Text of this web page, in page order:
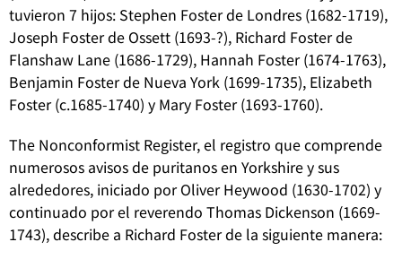
tuvieron 7 hijos: Stephen Foster de Londres (1682-1719),
Joseph Foster de Ossett (1693-?), Richard Foster de
Flanshaw Lane (1686-1729), Hannah Foster (1674-1763),
Benjamin Foster de Nueva York (1699-1735), Elizabeth
Foster (c.1685-1740) y Mary Foster (1693-1760).
The Nonconformist Register, el registro que comprende
numerosos avisos de puritanos en Yorkshire y sus
alrededores, iniciado por Oliver Heywood (1630-1702) y
continuado por el reverendo Thomas Dickenson (1669-
1743), describe a Richard Foster de la siguiente manera: